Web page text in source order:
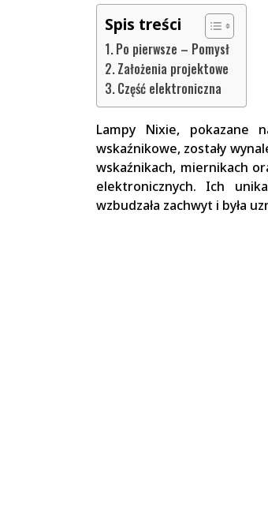
Spis treści
Po pierwsze – Pomysł
Założenia projektowe
Część elektroniczna
Lampy Nixie, pokazane
wskaźnikowe, zostały
wskaźnikach, miernikach
elektronicznych. Ich
wzbudzała zachwyt i była